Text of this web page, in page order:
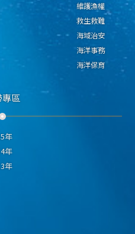
維護漁權
救生救難
海域治安
海洋事務
海洋保育
區
年
年
年